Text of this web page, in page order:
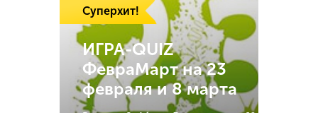
Суперхит!
ИГРА-QUIZ
ФевраМарт на 23
февраля и 8 марта